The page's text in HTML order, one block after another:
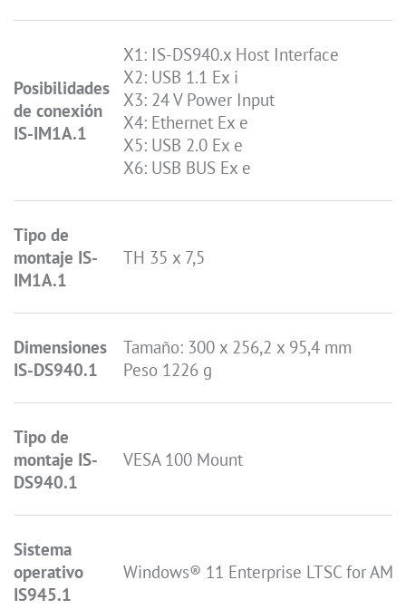
Posibilidades
de conexión
IS-IM1A.1
X1: IS-DS940.x Host Interface
X2: USB 1.1 Ex i
X3: 24 V Power Input
X4: Ethernet Ex e
X5: USB 2.0 Ex e
X6: USB BUS Ex e
Tipo de
montaje IS-
IM1A.1
TH 35 x 7,5
Dimensiones
IS-DS940.1
Tamaño: 300 x 256,2 x 95,4 mm
Peso 1226 g
Tipo de
montaje IS-
DS940.1
VESA 100 Mount
Sistema
operativo
IS945.1
Windows® 11 Enterprise LTSC for